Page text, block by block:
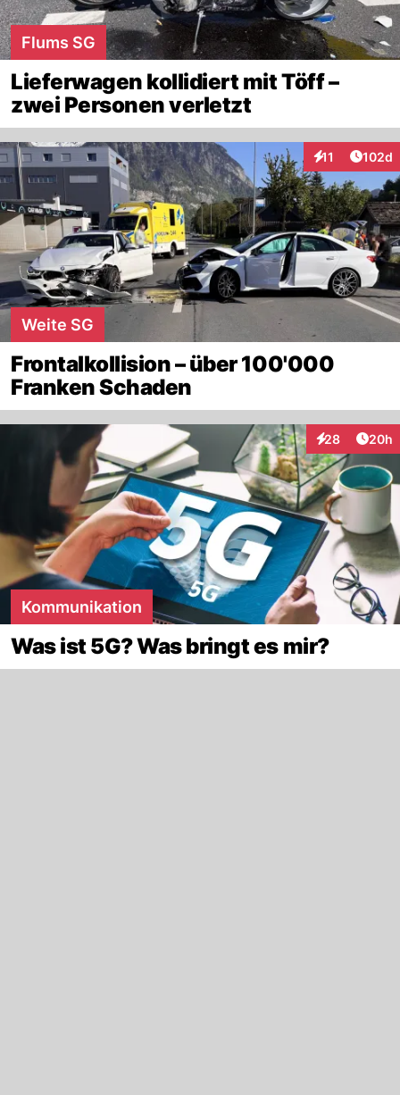
Flums SG
Lieferwagen kollidiert mit Töff –
zwei Personen verletzt
11
Interaktionen
102d
Weite SG
Frontalkollision – über 100'000
Franken Schaden
28
Interaktionen
20h
Kommunikation
Was ist 5G? Was bringt es mir?